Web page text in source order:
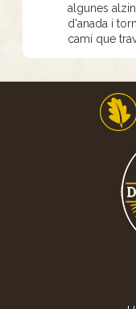
algunes
d'anada i
camí que